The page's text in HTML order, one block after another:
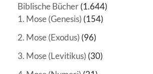
Biblische Bücher(1.644)
1. Mose (Genesis) (154)
2. Mose (Exodus) (96)
3. Mose (Levitikus) (30)